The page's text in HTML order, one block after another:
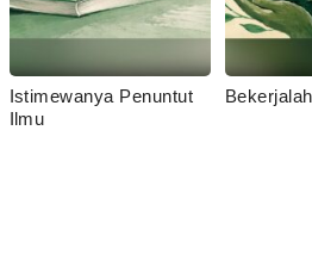
Istimewanya Penuntut
Ilmu
Bekerjalah